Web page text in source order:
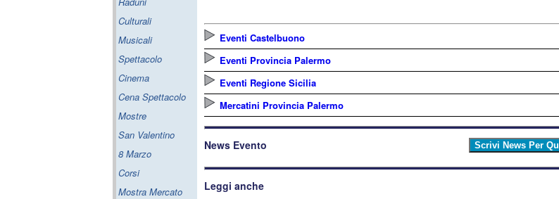
Culturali
Musicali
Spettacolo
Cinema
Cena Spettacolo
Mostre
San Valentino
8 Marzo
Corsi
Mostra Mercato
Eventi Castelbuono
Eventi Provincia Palermo
Eventi Regione Sicilia
Mercatini Provincia Palermo
News Evento
Leggi anche